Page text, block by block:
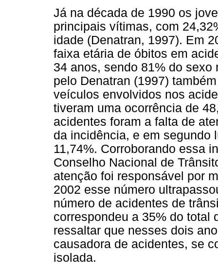
Já na década de 1990 os
principais vítimas, com
idade (Denatran, 1997). Em
faixa etária de óbitos em
34 anos, sendo 81% do
pelo Denatran (1997)
veículos envolvidos nos
tiveram uma ocorrência de
acidentes foram a falta de
da incidência, e em segundo
11,74%. Corroborando essa
Conselho Nacional de
atenção foi responsável por
2002 esse número
número de acidentes de
correspondeu a 35% do total
ressaltar que nesses dois
causadora de acidentes, se
isolada.